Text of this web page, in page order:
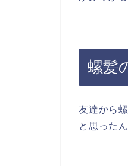
螺髪
友達から
と思った